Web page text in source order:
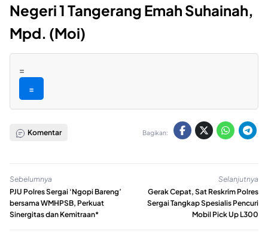
Negeri 1 Tangerang Emah Suhainah,
Mpd. (Moi)
=
=
Komentar Bagikan:
Sebelumnya
PJU Polres Sergai ‘Ngopi Bareng’
bersama WMHPSB, Perkuat
Sinergitas dan Kemitraan*
Selanjutnya
Gerak Cepat, Sat Reskrim Polres
Sergai Tangkap Spesialis Pencuri
Mobil Pick Up L300